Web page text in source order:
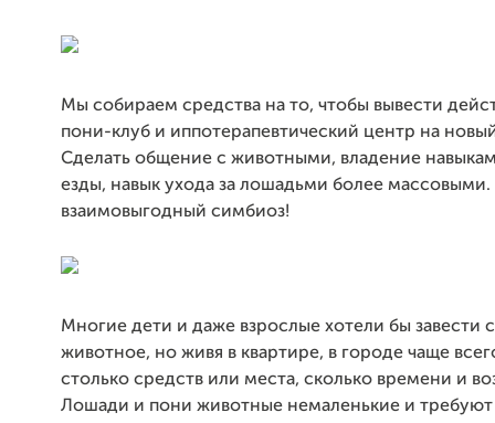
Мы собираем средства на то, чтобы вывести
пони-клуб и иппотерапевтический центр на
Сделать общение с животными, владение
езды, навык ухода за лошадьми более массовыми.
взаимовыгодный симбиоз!
Многие дети и даже взрослые хотели бы завести
животное, но живя в квартире, в городе чаще
столько средств или места, сколько времени и
Лошади и пони животные немаленькие и